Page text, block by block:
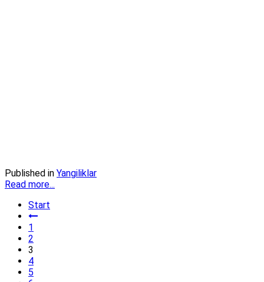
Published in Yangiliklar
Read more...
Start
1
2
3
4
5